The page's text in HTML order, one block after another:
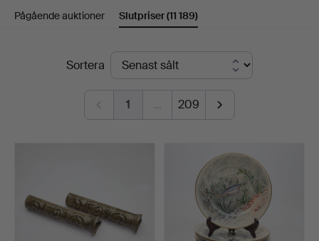
Norrköping
Pågående auktioner Slutpriser(11 189)
SlutpriserSortera
1 … 209